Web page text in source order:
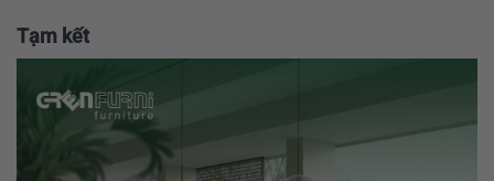
Tạm kết